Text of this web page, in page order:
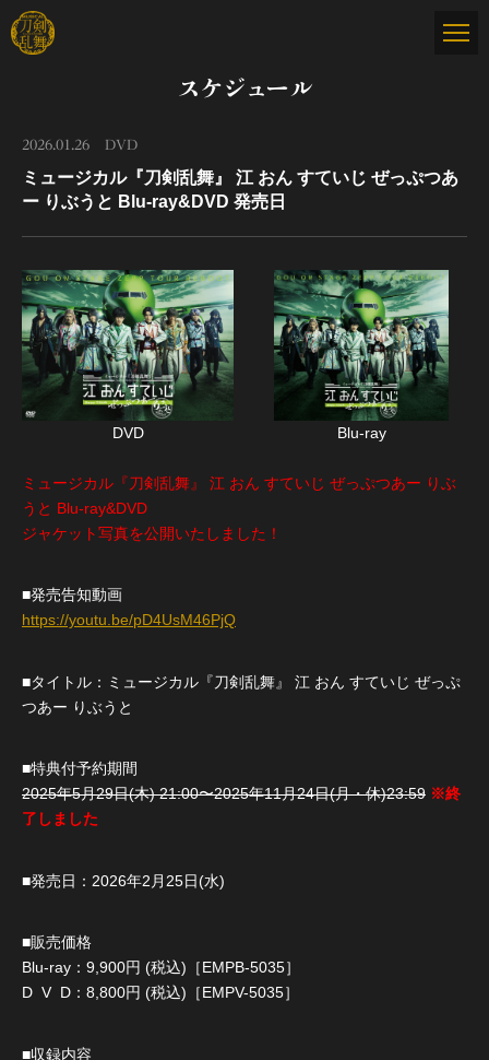
スケジュール
2026.01.26 DVD
ミュージカル『刀剣乱舞』 江 おん すていじ ぜっぷつあ
ー りぶうと Blu-ray&DVD 発売日
DVD Blu-ray
ミュージカル『刀剣乱舞』 江 おん すていじ ぜっぷつあー りぶ
うと Blu-ray&DVD
ジャケット写真を公開いたしました！
■発売告知動画
https://youtu.be/pD4UsM46PjQ
■タイトル：ミュージカル『刀剣乱舞』 江 おん すていじ ぜっぷ
つあー りぶうと
■特典付予約期間
2025年5月29日(木) 21:00〜2025年11月24日(月・休)23:59 ※終
了しました
■発売日：2026年2月25日(水)
■販売価格
Blu-ray：9,900円 (税込)［EMPB-5035］
D V D：8,800円 (税込)［EMPV-5035］
■収録内容